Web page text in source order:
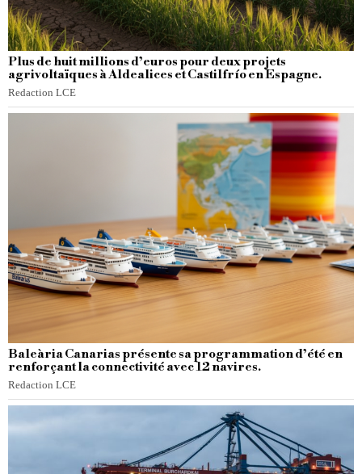
Plus de huit millions d’euros pour deux projets
agrivoltaïques à Aldealices et Castilfrío en Espagne.
Redaction LCE
Baleària Canarias présente sa programmation d’été en
renforçant la connectivité avec 12 navires.
Redaction LCE